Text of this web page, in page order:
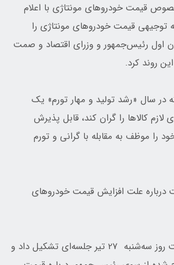
قیمت خودروهای مونتاژی با اعلام
توجیهی قیمت خودروهای مونتاژی را
اول رئیس‌جمهور و وزرای اقتصاد و صمت
روند کرد.
در سال «رشد تولید و مهار تورم» یک
کالاها را گران کند، قابل پذیرش
را موظف به مقابله با گرانی و تورم
علت افزایش قیمت خودروهای
براین اساس شورای رقابت روز سه‌شنبه 27 تیر جلسه‌ای تشکیل داد و